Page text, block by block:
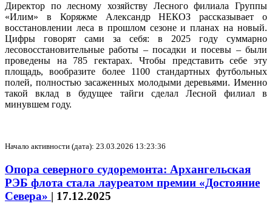
Директор по лесному хозяйству Лесного филиала Группы
«Илим» в Коряжме Александр НЕКОЗ рассказывает о
восстановлении леса в прошлом сезоне и планах на новый.
Цифры говорят сами за себя: в 2025 году суммарно
лесовосстановительные работы – посадки и посевы – были
проведены на 785 гектарах. Чтобы представить себе эту
площадь, вообразите более 1100 стандартных футбольных
полей, полностью засаженных молодыми деревьями. Именно
такой вклад в будущее тайги сделал Лесной филиал в
минувшем году.
Начало активности (дата): 23.03.2026 13:23:36
Опора северного судоремонта: Архангельская
РЭБ флота стала лауреатом премии «Достояние
Севера» | 17.12.2025